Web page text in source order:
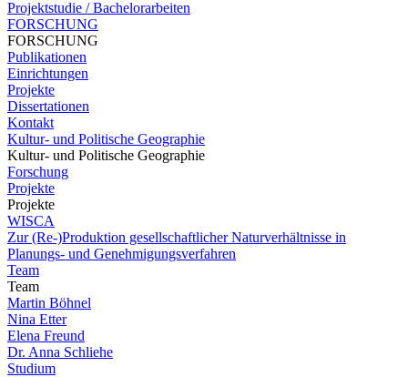
Projektstudie / Bachelorarbeiten
FORSCHUNG
FORSCHUNG
Publikationen
Einrichtungen
Projekte
Dissertationen
Kontakt
Kultur- und Politische Geographie
Kultur- und Politische Geographie
Forschung
Projekte
Projekte
WISCA
Zur (Re-)Produktion gesellschaftlicher Naturverhältnisse in
Planungs- und Genehmigungsverfahren
Team
Team
Martin Böhnel
Nina Etter
Elena Freund
Dr. Anna Schliehe
Studium